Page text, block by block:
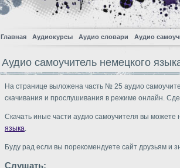
Главная Аудиокурсы Аудио словари Аудио
Аудио самоучитель немецкого
На странице выложена часть № 25 аудио
скачивания и прослушивания в режиме онлайн.
Скачать иные части аудио самоучителя вы можете
языка.
Буду рад если вы порекомендуете сайт друзьям и
Слушать: